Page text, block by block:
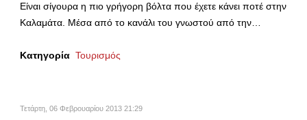
Είναι σίγουρα η πιο γρήγορη βόλτα που έχετε κάνει ποτέ στην
Καλαμάτα. Μέσα από το κανάλι του γνωστού από την…
Κατηγορία Τουρισμός
Τετάρτη, 06 Φεβρουαρίου 2013 21:29